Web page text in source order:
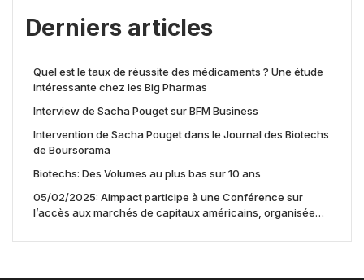
Derniers articles
Quel est le taux de réussite des médicaments ? Une étude
intéressante chez les Big Pharmas
Interview de Sacha Pouget sur BFM Business
Intervention de Sacha Pouget dans le Journal des Biotechs
de Boursorama
Biotechs: Des Volumes au plus bas sur 10 ans
05/02/2025: Aimpact participe à une Conférence sur
l’accès aux marchés de capitaux américains, organisée